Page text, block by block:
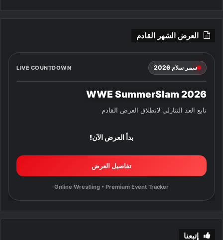
العرض الشهر القادم
سمر سلام 2026 LIVE COUNTDOWN
WWE SummerSlam 2026
تابع العد التنازلي لانطلاق العرض القادم
بدأ العرض الآن!
تفاصيل العرض
Online Wrestling • Premium Event Tracker
إتبعنا